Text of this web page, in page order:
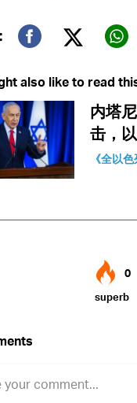
also like to read
内塔
击，
《全以